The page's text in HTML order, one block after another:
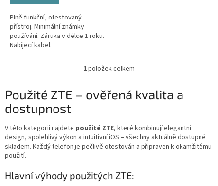
Plně funkční, otestovaný
přístroj. Minimální známky
používání. Záruka v délce 1 roku.
Nabíjecí kabel.
O
l
á
c
í
p
k
1položek celkem
Použité ZTE – ověřená kvalita a
dostupnost
V této kategorii najdete použité ZTE, které kombinují elegantní
design, spolehlivý výkon a intuitivní iOS – všechny aktuálně dostupné
skladem. Každý telefon je pečlivě otestován a připraven k okamžitému
použití.
Hlavní výhody použitých ZTE: